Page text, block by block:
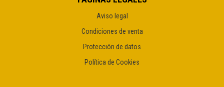
Aviso legal
Condiciones de venta
Protección de datos
Política de Cookies